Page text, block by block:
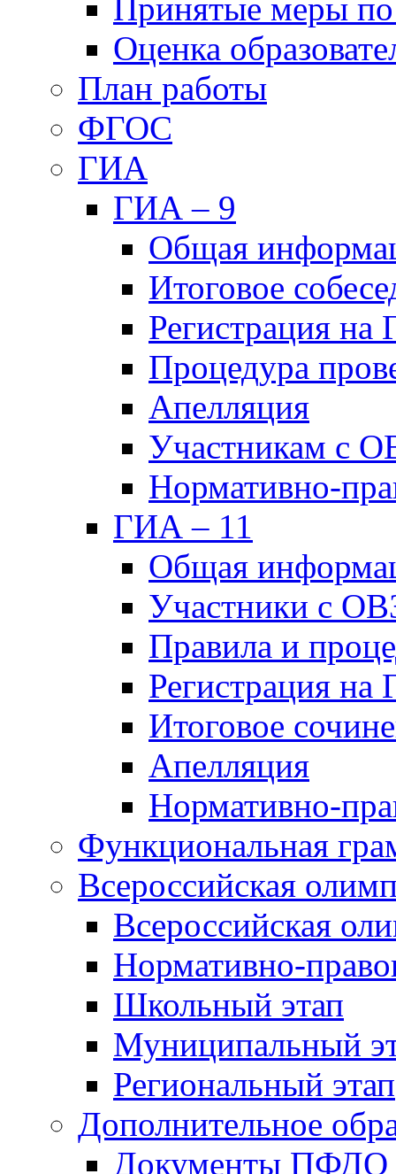
Принятые меры
Оценка
План работы
ФГОС
ГИА
ГИА – 9
Общая
Итоговое
Регистрация
Процедура
Апелляция
Участникам с
Нормативно-
ГИА – 11
Общая
Участники с
Правила и
Регистрация
Итоговое
Апелляция
Нормативно-
Функциональная
Всероссийская
Всероссийская
Нормативно-
Школьный этап
Муниципальный
Региональный этап
Дополнительное
Документы ПФДО